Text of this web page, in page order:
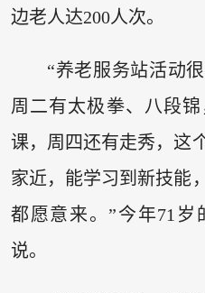
边老人达200人次。
“养老服务站活动
周二有太极拳、八段
课，周四还有走秀，
家近，能学习到新技能
都愿意来。”今年71
说。